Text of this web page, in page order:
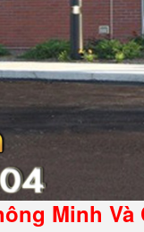
Minh